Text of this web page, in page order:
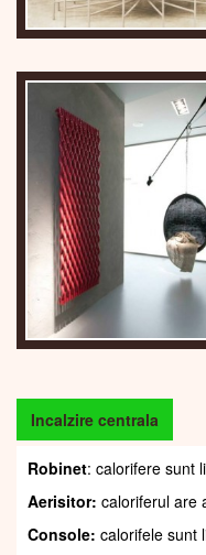
Incalzire centrala
Robinet: calorifere sunt
Aerisitor: caloriferul are
Console: calorifele sunt